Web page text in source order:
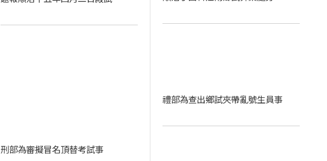
禮部為查出鄉試夾帶亂號生員事
刑部為審擬冒名頂替考試事